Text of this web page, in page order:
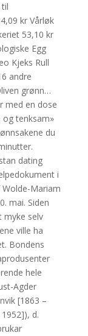
kr Vårløk
53,10 kr
Egg
Kjeks Rull
andre
grønn…
med en dose
tenksam»
du
dating
i
Mariam
mai. Siden
myke selv
ville ha
Bondens
hele
Agder
[1863 –
d.